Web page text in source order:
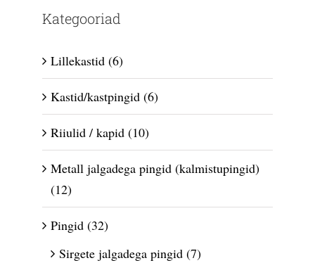
Kategooriad
Lillekastid (6)
Kastid/kastpingid (6)
Riiulid / kapid (10)
Metall jalgadega pingid (kalmistupingid)
(12)
Pingid (32)
Sirgete jalgadega pingid (7)